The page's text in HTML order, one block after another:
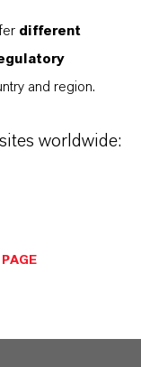
different
and region.
worldwide: